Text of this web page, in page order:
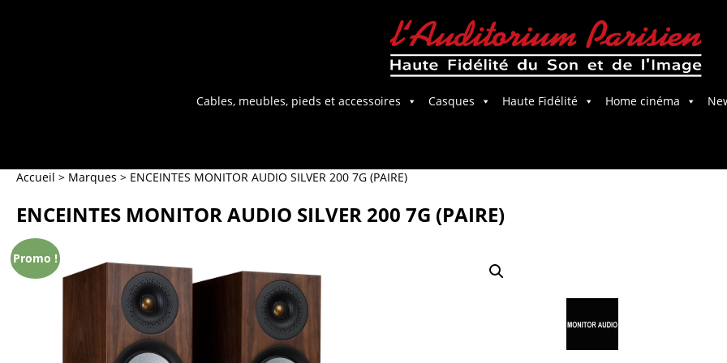
Cables, meubles, pieds et accessoires Casques Haute Fidélité Home cinéma
Accueil > Marques > ENCEINTES MONITOR AUDIO SILVER 200 7G (PAIRE)
ENCEINTES MONITOR AUDIO SILVER 200 7G (PAIRE)
Promo !